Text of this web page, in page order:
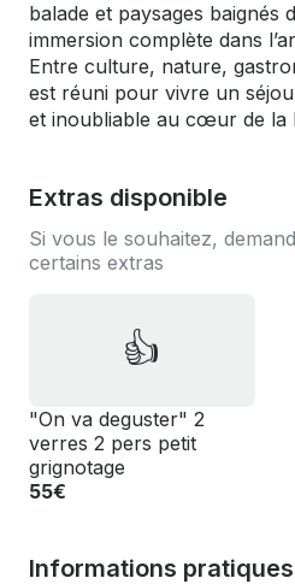
balade et paysages baignés
immersion complète dans
Entre culture, nature,
est réuni pour vivre un
et inoubliable au cœur de la
Extras disponible
Si vous le souhaitez,
certains extras
👍
"On va deguster" 2
verres 2 pers petit
grignotage
55€
Informations pratiques